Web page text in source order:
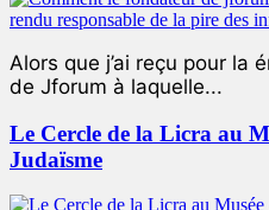
Alors que j’ai reçu pour la
de Jforum à laquelle...
Le Cercle de la Licra au
Judaïsme